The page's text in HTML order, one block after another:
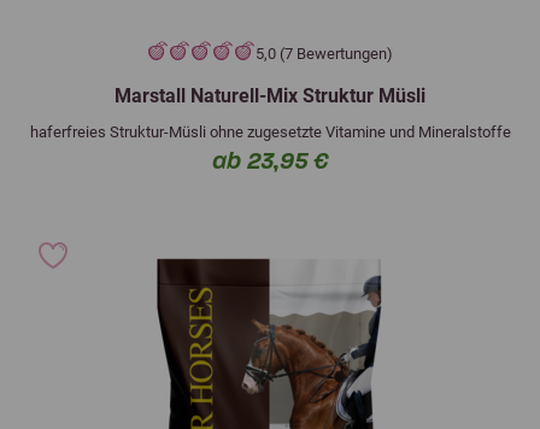
5,0 (7 Bewertungen)
Marstall Naturell-Mix Struktur Müsli
haferfreies Struktur-Müsli ohne zugesetzte Vitamine und Mineralstoffe
ab 23,95 €